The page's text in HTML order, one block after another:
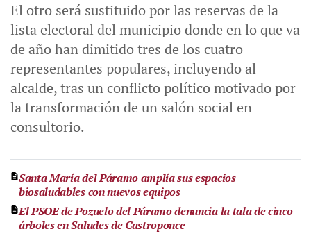
El otro será sustituido por las reservas de la
lista electoral del municipio donde en lo que va
de año han dimitido tres de los cuatro
representantes populares, incluyendo al
alcalde, tras un conflicto político motivado por
la transformación de un salón social en
consultorio.
Santa María del Páramo amplía sus espacios
biosaludables con nuevos equipos
El PSOE de Pozuelo del Páramo denuncia la tala de cinco
árboles en Saludes de Castroponce